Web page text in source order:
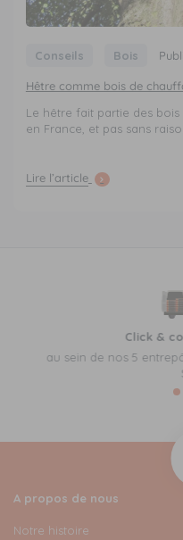
Conseils Bois
Hêtre comme bois de
Le hêtre fait partie des
en France, et pas sans
Lire l’article
Click &
au sein de nos 5
A propos de nous
Notre histoire